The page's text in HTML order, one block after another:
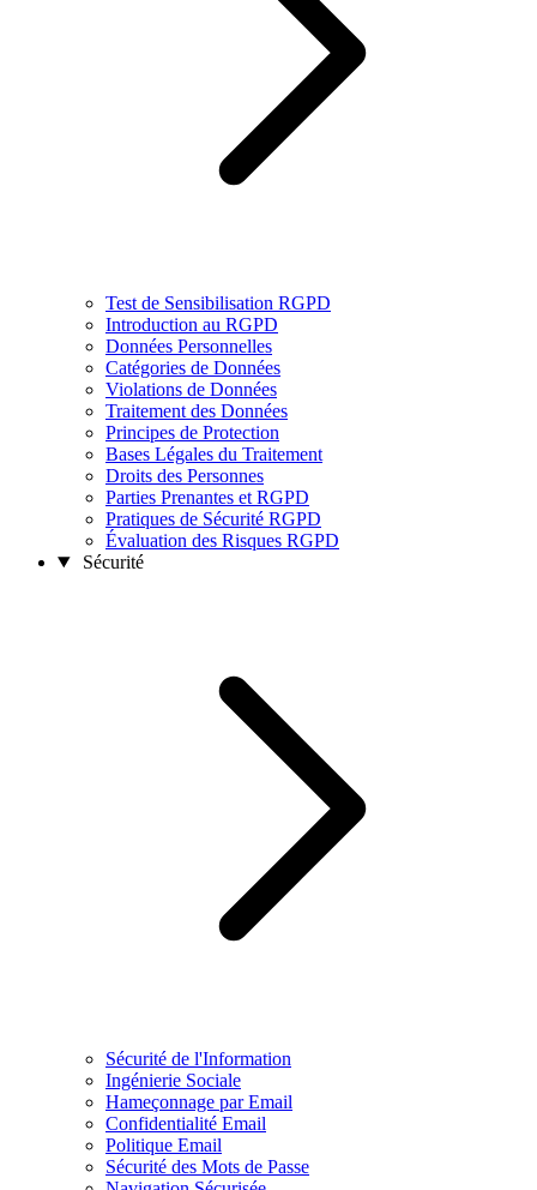
Test de Sensibilisation RGPD
Introduction au RGPD
Données Personnelles
Catégories de Données
Violations de Données
Traitement des Données
Principes de Protection
Bases Légales du Traitement
Droits des Personnes
Parties Prenantes et RGPD
Pratiques de Sécurité RGPD
Évaluation des Risques RGPD
Sécurité
Sécurité de l'Information
Ingénierie Sociale
Hameçonnage par Email
Confidentialité Email
Politique Email
Sécurité des Mots de Passe